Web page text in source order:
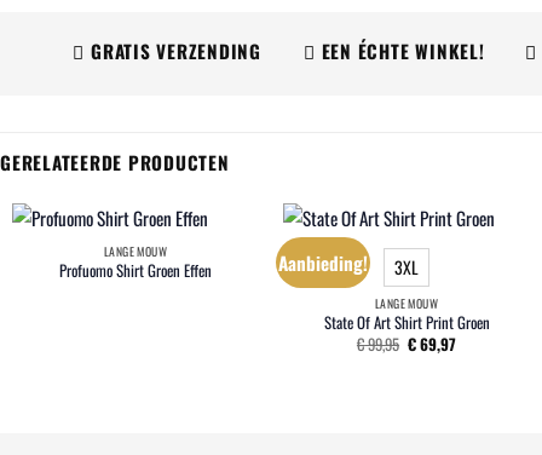
GRATIS VERZENDING EEN ÉCHTE WINKEL!
GERELATEERDE PRODUCTEN
LANGE MOUW
Profuomo Shirt Groen Effen Aanbieding! 3XL
LANGE MOUW
State Of Art Shirt Print Groen
€99,95 Oorspronkelijke
prijs
€69,97Huidige